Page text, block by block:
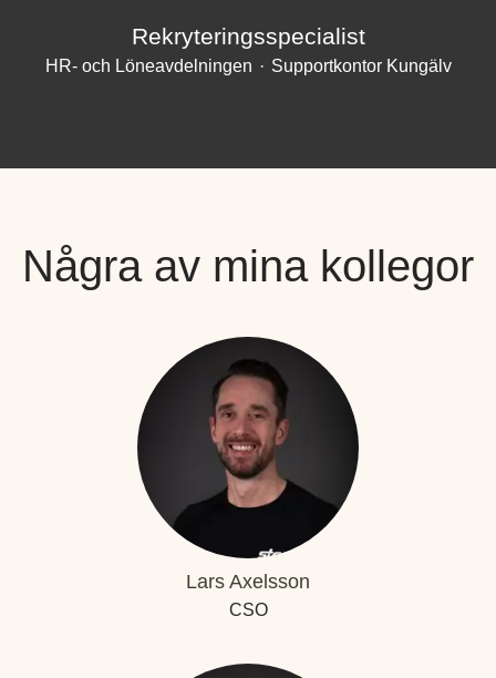
Rekryteringsspecialist
HR- och Löneavdelningen · Supportkontor Kungälv
Några av mina kollegor
Lars Axelsson
CSO